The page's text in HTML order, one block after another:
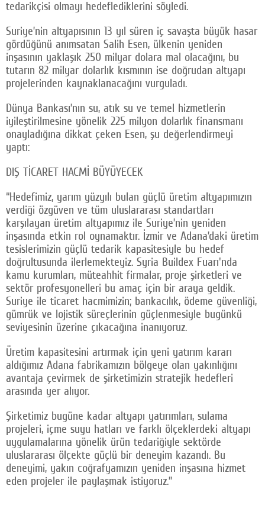
tedarikçisi olmayı hedeflediklerini söyledi.
Suriye’nin altyapısının 13 yıl süren iç savaşta büyük hasar
gördüğünü anımsatan Salih Esen, ülkenin yeniden
inşasının yaklaşık 250 milyar dolara mal olacağını, bu
tutarın 82 milyar dolarlık kısmının ise doğrudan altyapı
projelerinden kaynaklanacağını vurguladı.
Dünya Bankası’nın su, atık su ve temel hizmetlerin
iyileştirilmesine yönelik 225 milyon dolarlık finansmanı
onayladığına dikkat çeken Esen, şu değerlendirmeyi
yaptı:
DIŞ TİCARET HACMİ BÜYÜYECEK
“Hedefimiz, yarım yüzyılı bulan güçlü üretim altyapımızın
verdiği özgüven ve tüm uluslararası standartları
karşılayan üretim altyapımız ile Suriye’nin yeniden
inşasında etkin rol oynamaktır. İzmir ve Adana’daki üretim
tesislerimizin güçlü tedarik kapasitesiyle bu hedef
doğrultusunda ilerlemekteyiz. Syria Buildex Fuarı'nda
kamu kurumları, müteahhit firmalar, proje şirketleri ve
sektör profesyonelleri bu amaç için bir araya geldik.
Suriye ile ticaret hacmimizin; bankacılık, ödeme güvenliği,
gümrük ve lojistik süreçlerinin güçlenmesiyle bugünkü
seviyesinin üzerine çıkacağına inanıyoruz.
Üretim kapasitesini artırmak için yeni yatırım kararı
aldığımız Adana fabrikamızın bölgeye olan yakınlığını
avantaja çevirmek de şirketimizin stratejik hedefleri
arasında yer alıyor.
Şirketimiz bugüne kadar altyapı yatırımları, sulama
projeleri, içme suyu hatları ve farklı ölçeklerdeki altyapı
uygulamalarına yönelik ürün tedariğiyle sektörde
uluslararası ölçekte güçlü bir deneyim kazandı. Bu
deneyimi, yakın coğrafyamızın yeniden inşasına hizmet
eden projeler ile paylaşmak istiyoruz.”